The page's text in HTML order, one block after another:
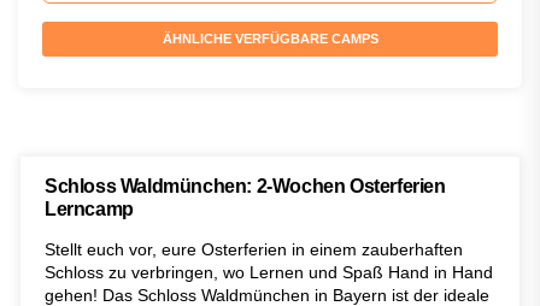
ÄHNLICHE VERFÜGBARE CAMPS
Schloss Waldmünchen: 2-Wochen Osterferien
Lerncamp
Stellt euch vor, eure Osterferien in einem zauberhaften
Schloss zu verbringen, wo Lernen und Spaß Hand in Hand
gehen! Das Schloss Waldmünchen in Bayern ist der ideale